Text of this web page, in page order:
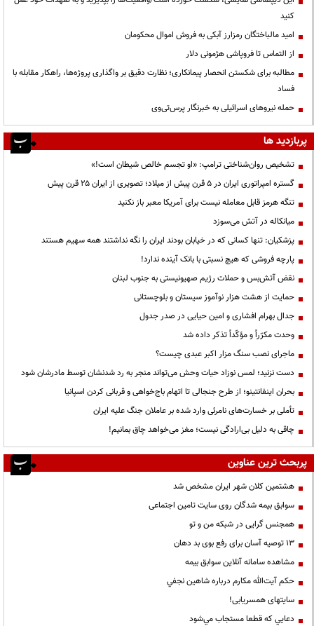
کنید
امید مالباختگان رمزارز آبکی به فروش اموال محکومان
از التماس تا فروپاشی هژمونی دلار
مطالبه برای شکستن انحصار پیمانکاری؛ نظارت دقیق بر واگذاری پروژه‌ها، راهکار مقابله با
فساد
حمله نیروهای اسرائیلی به خبرنگار پرس‌تی‌وی
پربازدید ها
تشخیص روان‌شناختی ترامپ: «او تجسم خالص شیطان است!»
گستره امپراتوری ایران در ۵ قرن پیش از میلاد؛ تصویری از ایران ۲۵ قرن پیش
تنگه هرمز قابل معامله نیست برای آمریکا معبر باز نکنید
میانکاله در آتش می‌سوزد
پزشکیان: تنها کسانی که در خیابان بودند ایران را نگه نداشتند همه سهیم هستند
پارچه فروشی که هیچ نسبتی با بانک آینده ندارد!
نقض آتش‌بس و حملات رژیم صهیونیستی به جنوب لبنان
حمایت از هشت هزار نوآموز سیستان و بلوچستانی
جدال بهرام افشاری و امین حیایی در صدر جدول
وحدت مکرّراً و مؤکّداً تذکر داده شد
ماجرای نصب سنگ مزار اکبر عبدی چیست؟
دست نزنید؛ لمس نوزاد حیات وحش می‌تواند منجر به رد شدنشان توسط مادرشان شود
بحران اینفانتینو؛ از طرح جنجالی تا اتهام باج‌خواهی و قربانی کردن اسپانیا
تأملی بر خسارت‌های نامرئی وارد شده بر عاملان جنگ علیه ایران
چاقی به دلیل بی‌ارادگی نیست؛ مغز می‌خواهد چاق بمانیم!
پربحث ترین عناوین
هشتمین کلان شهر ایران مشخص شد
سوابق بیمه شدگان روی سایت تامین اجتماعی
همجنس گرایی در شبکه من و تو
13 توصیه آسان برای رفع بوی بد دهان
مشاهده سامانه آنلاين سوابق بیمه
حكم آيت‌الله مكارم درباره شاهين نجفي
سایتهای همسریابی!
دعايي كه قطعا مستجاب مي‌شود